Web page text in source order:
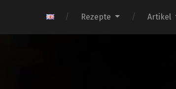
Rezepte Artikel